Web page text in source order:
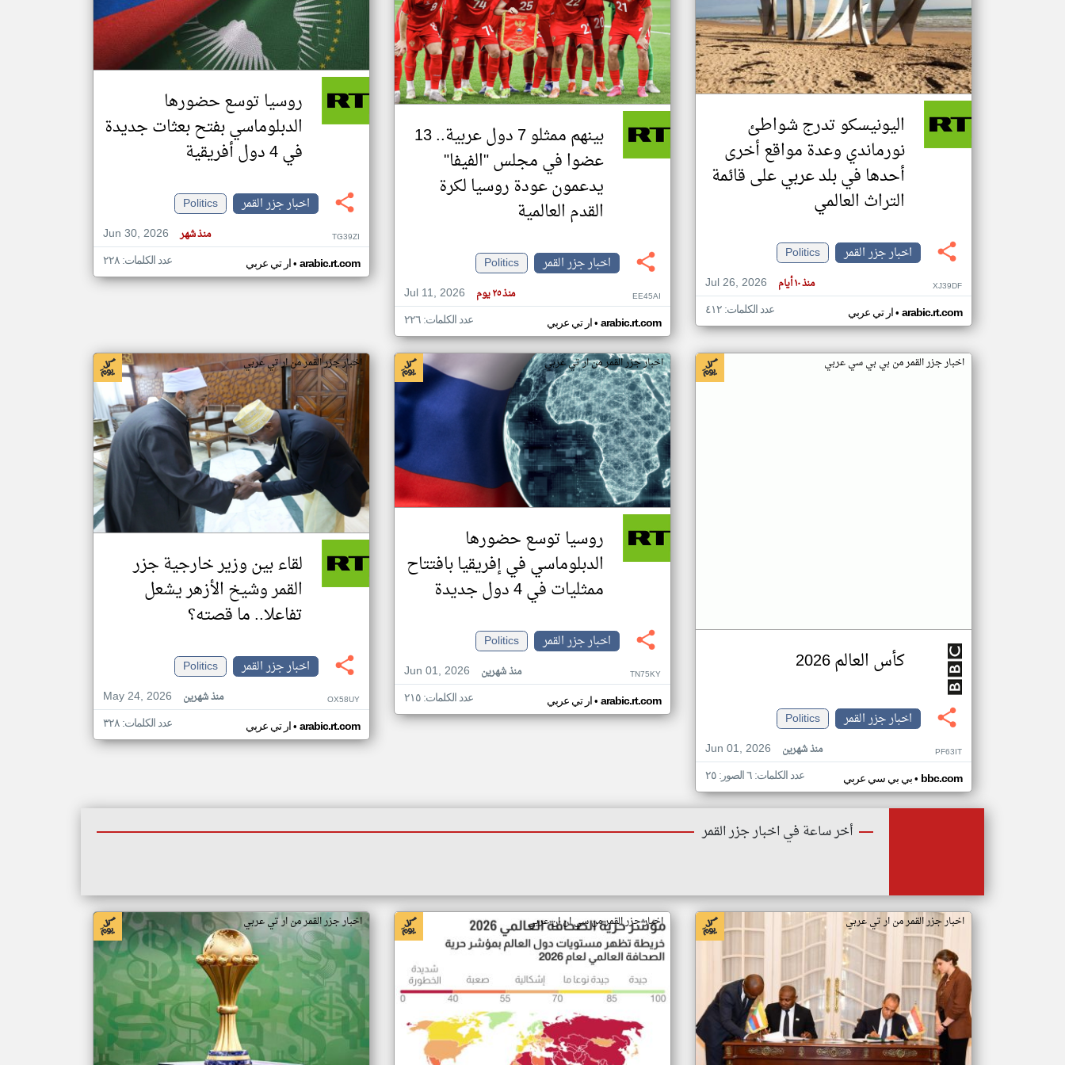
تغيير الدولة
اخبار جزر القمر على مدار الساعة
أهم اخبار جزر القمر العاجلة والمباشرة
اليونيسكو تدرج شواطئ
نورماندي وعدة مواقع أخرى
أحدها في بلد عربي على قائمة
التراث العالمي
اخبار جزر القمر
Politics
Jul 26, 2026
منذ ١٠ أيام XJ39DF
ار تي عربي• arabic.rt.com عدد الكلمات: ٤١٢
بينهم ممثلو 7 دول عربية.. 13
عضوا في مجلس "الفيفا"
يدعمون عودة روسيا لكرة
القدم العالمية
اخبار جزر القمر
Politics
Jul 11, 2026
منذ ٢٥ يوم EE45AI
ار تي عربي• arabic.rt.com عدد الكلمات: ٢٢٦
روسيا توسع حضورها
الدبلوماسي بفتح بعثات جديدة
في 4 دول أفريقية
اخبار جزر القمر
Politics
Jun 30, 2026
منذ شهر TG39ZI
ار تي عربي• arabic.rt.com عدد الكلمات: ٢٢٨
اخبار جزر القمر من بي بي سي عربي
كأس العالم 2026
اخبار جزر القمر
Politics
Jun 01, 2026
منذ شهرين PF63IT
بي بي سي عربي• bbc.com عدد الكلمات: ٦ الصور: ٢٥
اخبار جزر القمر من ار تي عربي
روسيا توسع حضورها
الدبلوماسي في إفريقيا بافتتاح
ممثليات في 4 دول جديدة
اخبار جزر القمر
Politics
Jun 01, 2026
منذ شهرين TN75KY
ار تي عربي• arabic.rt.com عدد الكلمات: ٢١٥
اخبار جزر القمر من ار تي عربي
لقاء بين وزير خارجية جزر
القمر وشيخ الأزهر يشعل
تفاعلا.. ما قصته؟
اخبار جزر القمر
Politics
May 24, 2026
منذ شهرين OX58UY
ار تي عربي• arabic.rt.com عدد الكلمات: ٣٢٨
أخر ساعة في اخبار جزر القمر
اخبار جزر القمر من ار تي عربي اخبار جزر القمر من سي ان ان عربي اخبار جزر القمر من ار تي عربي
klyoum.com